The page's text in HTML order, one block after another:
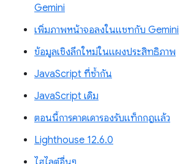
Gemini
เพิ่มภาพหน้าจอลงในแชทกับ Gemini
ข้อมูลเชิงลึกใหม่ในแผงประสิทธิภาพ
JavaScript ที่ซ้ำกัน
JavaScript เดิม
ตอนนี้การคาดเดารองรับแท็กกฎแล้ว
Lighthouse 12.6.0